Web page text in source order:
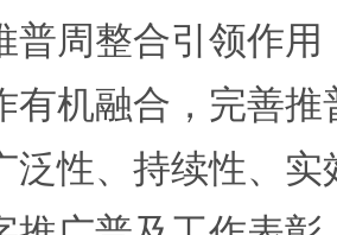
普周整合引领作
有机融合，完善
泛性、持续性、